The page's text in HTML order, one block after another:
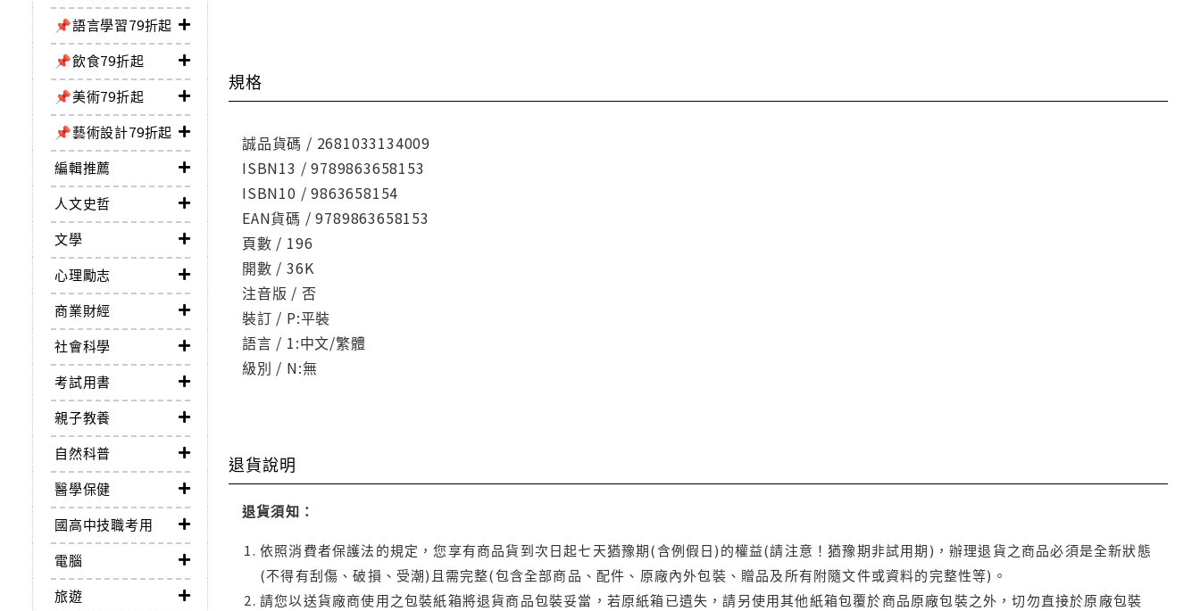
📌語言學習79折起
📌飲食79折起
📌美術79折起
📌藝術設計79折起
編輯推薦
人文史哲
文學
心理勵志
商業財經
社會科學
考試用書
親子教養
自然科普
醫學保健
國高中技職考用
電腦
旅遊
規格
誠品貨碼 / 2681033134009
ISBN13 / 9789863658153
ISBN10 / 9863658154
EAN貨碼 / 9789863658153
頁數 / 196
開數 / 36K
注音版 / 否
裝訂 / P:平裝
語言 / 1:中文/繁體
級別 / N:無
退貨說明
退貨須知：
依照消費者保護法的規定，您享有商品貨到次日起七天猶豫期(含例假日)的權益(請注意！猶豫期非試用期)，辦理退貨之商品必須是全新狀態
(不得有刮傷、破損、受潮)且需完整(包含全部商品、配件、原廠內外包裝、贈品及所有附隨文件或資料的完整性等)。
請您以送貨廠商使用之包裝紙箱將退貨商品包裝妥當，若原紙箱已遺失，請另使用其他紙箱包覆於商品原廠包裝之外，切勿直接於原廠包裝